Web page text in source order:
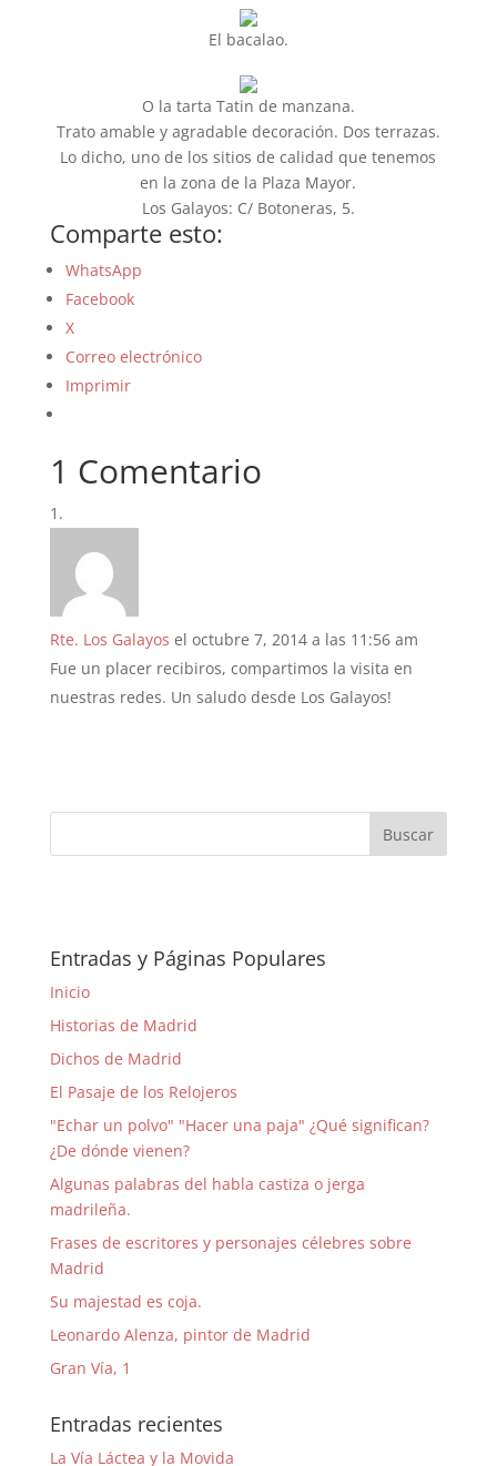
El bacalao.
O la tarta Tatin de manzana.
Trato amable y agradable decoración. Dos terrazas.
Lo dicho, uno de los sitios de calidad que tenemos
en la zona de la Plaza Mayor.
Los Galayos: C/ Botoneras, 5.
Comparte esto:
WhatsApp
Facebook
X
Correo electrónico
Imprimir
1 Comentario
Rte. Los Galayos el octubre 7, 2014 a las 11:56 am
Fue un placer recibiros, compartimos la visita en
nuestras redes. Un saludo desde Los Galayos!
Entradas y Páginas Populares
Inicio
Historias de Madrid
Dichos de Madrid
El Pasaje de los Relojeros
"Echar un polvo" "Hacer una paja" ¿Qué significan?
¿De dónde vienen?
Algunas palabras del habla castiza o jerga
madrileña.
Frases de escritores y personajes célebres sobre
Madrid
Su majestad es coja.
Leonardo Alenza, pintor de Madrid
Gran Vía, 1
Entradas recientes
La Vía Láctea y la Movida